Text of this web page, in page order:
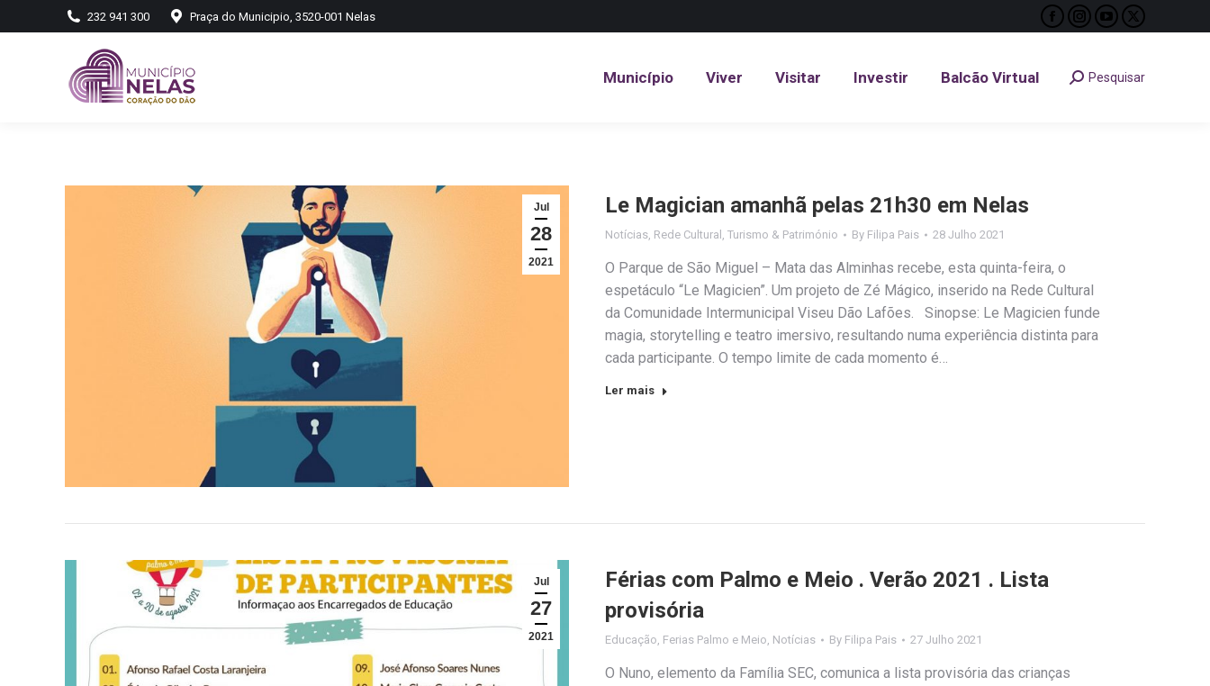
232 941 300 Praça do Municipio, 3520-001 Nelas
Facebook
opens
Instagram
opens
YouTube
opens
X
opens
Município Viver Visitar Investir Balcão Virtual Search:Pesquisar
Jul
28
2021
Le Magician amanhã pelas 21h30 em Nelas
Notícias, Rede Cultural , Turismo & Património By Filipa Pais 28 Julho 2021
O Parque de São Miguel – Mata das Alminhas recebe, esta quinta-feira, o
espetáculo “Le Magicien”. Um projeto de Zé Mágico, inserido na Rede Cultural
da Comunidade Intermunicipal Viseu Dão Lafões. Sinopse: Le Magicien funde
magia, storytelling e teatro imersivo, resultando numa experiência distinta para
cada participante. O tempo limite de cada momento é…
Ler mais
Jul
27
2021
Férias com Palmo e Meio . Verão 2021 . Lista
provisória
Educação, Ferias Palmo e Meio, Notícias By Filipa Pais 27 Julho 2021
O Nuno, elemento da Família SEC, comunica a lista provisória das crianças
Município Viver Visitar Investir Balcão Virtual Search:
Pesquisar